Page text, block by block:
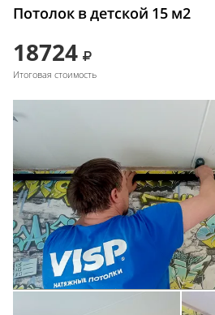
Потолок в детской 15 м2
18724
Итоговая стоимость